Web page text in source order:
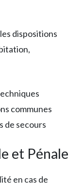
dispositions
communes
de secours
et Pénale
en cas de